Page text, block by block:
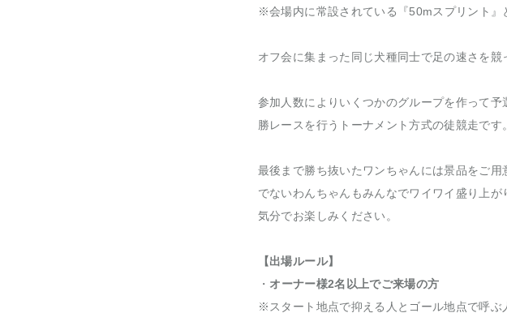
※会場内に常設されている『50mスプリント』
オフ会に集まった同じ犬種同士で足の速さを競
参加人数によりいくつかのグループを作って
勝レースを行うトーナメント方式の徒競走です。
最後まで勝ち抜いたワンちゃんには景品をご
でないわんちゃんもみんなでワイワイ盛り上
気分でお楽しみください。
【出場ルール】
・ オーナー様2名以上でご来場の方
※スタート地点で抑える人とゴール地点で呼